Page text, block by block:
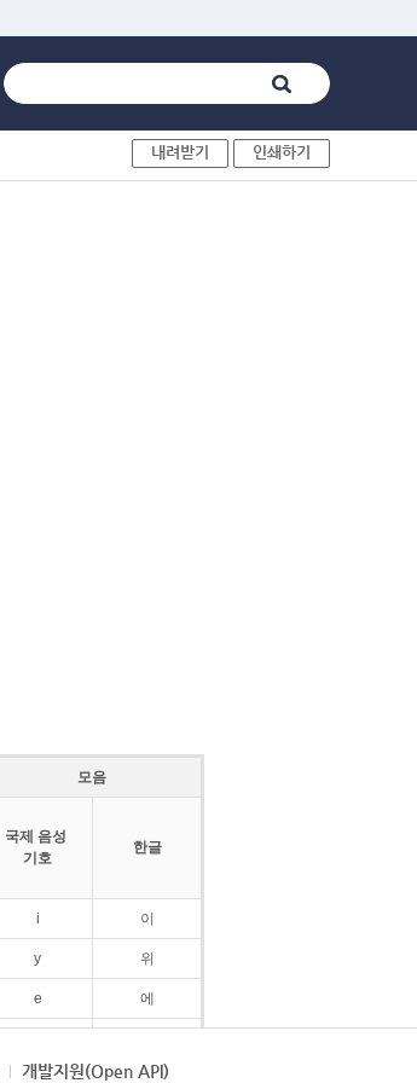
내려받기 인쇄하기
모음
국제 음성
기호
한글
i 이
y 위
e 에
ɛ 에
개발지원(Open API)